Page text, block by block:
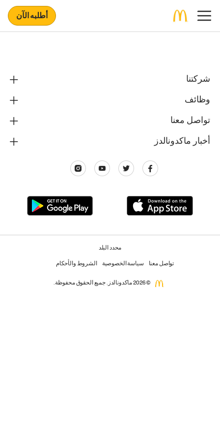
أطلبه الآن
شركتنا
وظائف
تواصل معنا
أخبار ماكدونالدز
محدد البلد
تواصل معنا سياسة الخصوصية الشروط والأحكام
© 2026 ماكدونالدز. جميع الحقوق محفوظة.